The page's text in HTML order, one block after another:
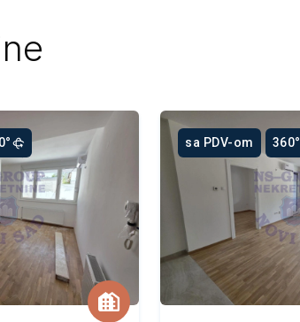
sa PDV-om 360°